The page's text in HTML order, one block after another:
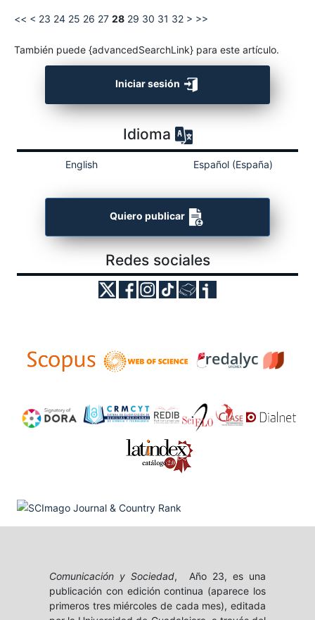
<< < 23 24 25 26 27 28 29 30 31 32 > >>
También puede {advancedSearchLink} para este artículo.
Iniciar sesión
Idioma
English Español (España)
Quiero publicar
Redes sociales
Comunicación y Sociedad, Año 23, es una
publicación con edición continua (aparece los
primeros tres miércoles de cada mes), editada